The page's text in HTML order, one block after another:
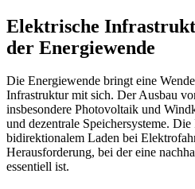
Elektrische
der Energiewende
Die Energiewende bringt eine
Infrastruktur mit sich. Der Ausbau
insbesondere Photovoltaik und
und dezentrale Speichersysteme.
bidirektionalem Laden bei
Herausforderung, bei der eine
essentiell ist.